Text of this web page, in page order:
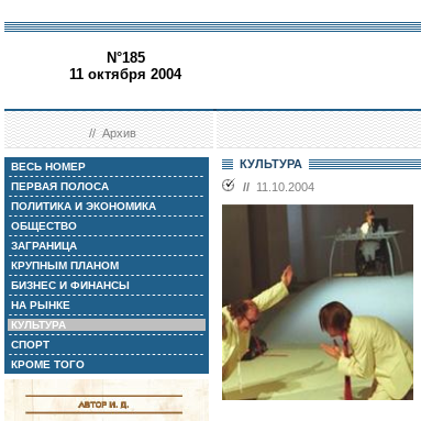
N°185
11 октября 2004
//Архив
ВЕСЬ НОМЕР
ПЕРВАЯ ПОЛОСА
ПОЛИТИКА И ЭКОНОМИКА
ОБЩЕСТВО
ЗАГРАНИЦА
КРУПНЫМ ПЛАНОМ
БИЗНЕС И ФИНАНСЫ
НА РЫНКЕ
КУЛЬТУРА
СПОРТ
КРОМЕ ТОГО
КУЛЬТУРА
// 11.10.2004